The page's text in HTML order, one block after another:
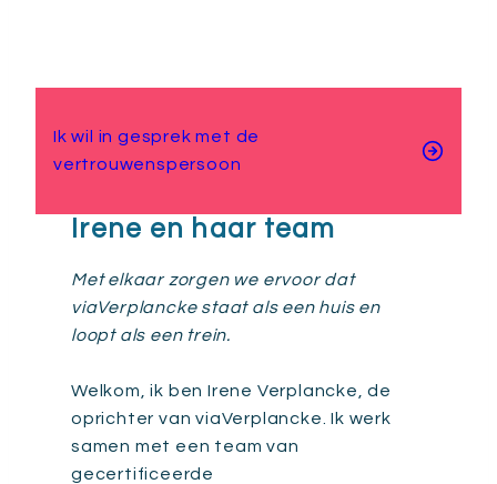
Ik wil in gesprek met de
vertrouwenspersoon
Irene en haar team
Met elkaar zorgen we ervoor dat
viaVerplancke staat als een huis en
loopt als een trein.
Welkom, ik ben Irene Verplancke, de
oprichter van viaVerplancke. Ik werk
samen met een team van
gecertificeerde